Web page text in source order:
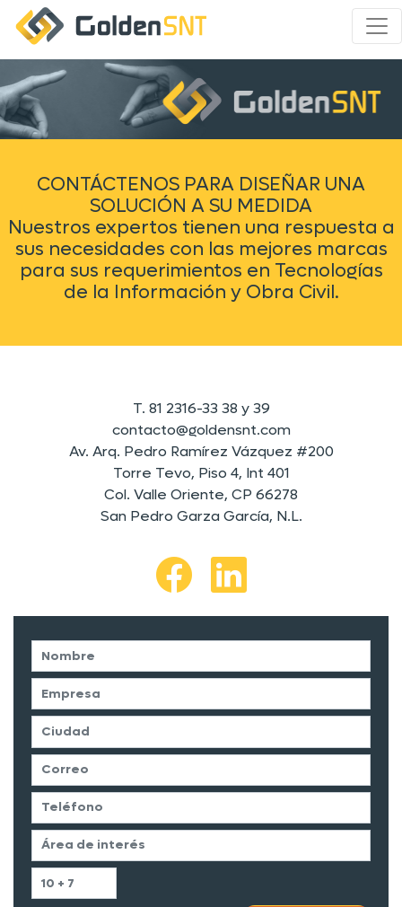
CONTÁCTENOS PARA DISEÑAR UNA
SOLUCIÓN A SU MEDIDA
Nuestros expertos tienen una respuesta a
sus necesidades con las mejores marcas
para sus requerimientos en Tecnologías
de la Información y Obra Civil.
T. 81 2316-33 38 y 39
contacto@goldensnt.com
Av. Arq. Pedro Ramírez Vázquez #200
Torre Tevo, Piso 4, Int 401
Col. Valle Oriente, CP 66278
San Pedro Garza García, N.L.